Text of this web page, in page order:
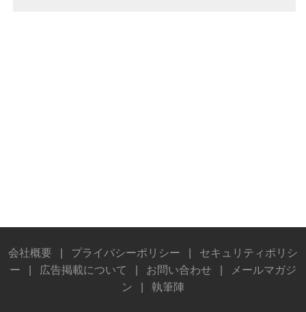
会社概要 プライバシーポリシー
セキュリティポリシ
ー
広告掲載について お問い合わせ
メールマガジ
ン
執筆陣